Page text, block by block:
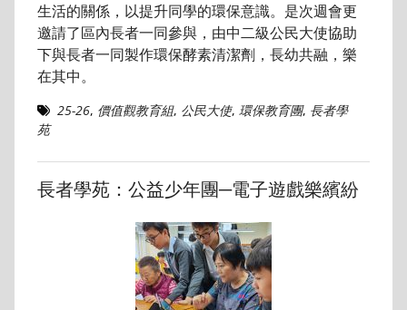
生活的關係，以提升同學的環保意識。是次週會更
邀請了區內長者一同參與，由中二級公民大使協助
下與長者一同製作環保酵素清潔劑，長幼共融，樂
在其中。
25-26, 價值觀教育組, 公民大使, 環保教育團, 長者學
苑
長者學苑：公益少年團─電子遊戲樂繽紛